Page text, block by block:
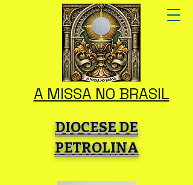
A MISSA NO BRASIL
DIOCESE DE
PETROLINA